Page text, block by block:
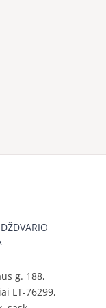
g. 188,
LT-76299,